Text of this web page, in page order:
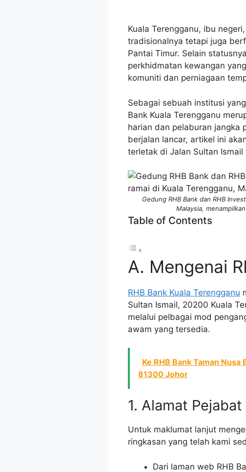
Kuala Terengganu, ibu
tradisionalnya tetapi juga
Pantai Timur. Selain
perkhidmatan kewangan
komuniti dan perniagaan
Sebagai sebuah institusi
Bank Kuala Terengganu
harian dan pelaburan jangka
berjalan lancar, artikel ini
terletak di Jalan Sultan Ismail
Gedung RHB Bank dan RHB
Malaysia,
Table of Contents
A. Mengenai
RHB Bank Kuala Terengganu
Sultan Ismail, 20200 Kuala
melalui pelbagai mod
awam yang tersedia.
Ke RHB Bank Taman
81300 Johor
1. Alamat
Untuk maklumat lanjut
ringkasan yang telah kami
Dari laman web RHB